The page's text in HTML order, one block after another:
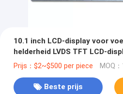
10.1 inch LCD-display voor
helderheid LVDS TFT LCD-
Prijs：$2~$500 per piece MOQ：
Beste prijs